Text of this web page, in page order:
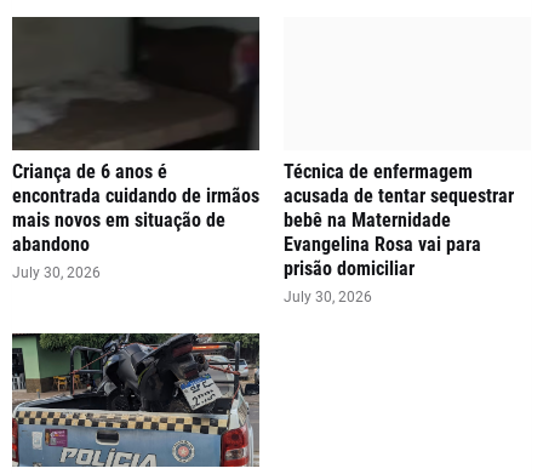
Criança de 6 anos é
encontrada cuidando de irmãos
mais novos em situação de
abandono
July 30, 2026
Técnica de enfermagem
acusada de tentar sequestrar
bebê na Maternidade
Evangelina Rosa vai para
prisão domiciliar
July 30, 2026